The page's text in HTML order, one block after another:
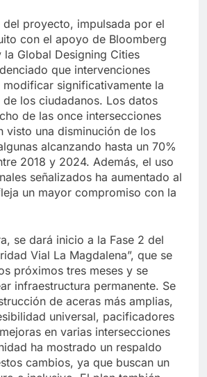
del proyecto, impulsada por el
con el apoyo de Bloomberg
la Global Designing Cities
que intervenciones
modificar significativamente la
los ciudadanos. Los datos
de las once intersecciones
visto una disminución de los
alcanzando hasta un 70%
2018 y 2024. Además, el uso
señalizados ha aumentado al
un mayor compromiso con la
se dará inicio a la Fase 2 del
Vial La Magdalena”, que se
próximos tres meses y se
infraestructura permanente. Se
de aceras más amplias,
universal, pacificadores
en varias intersecciones
ha mostrado un respaldo
cambios, ya que buscan un